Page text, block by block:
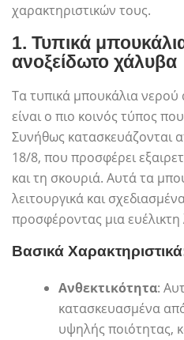
χαρακτηριστικών τους.
1. Τυπικά
ανοξείδωτο χάλυβα
Τα τυπικά μπουκάλια
είναι ο πιο κοινός τύπος
Συνήθως κατασκευάζονται
18/8, που προσφέρει
και τη σκουριά. Αυτά τα
λειτουργικά και
προσφέροντας μια
Βασικά
Ανθεκτικότητα:
κατασκευασμένα
υψηλής ποιότητας,